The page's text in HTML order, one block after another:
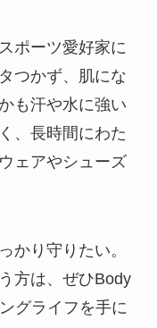
ポーツ愛好家に
つかず、肌にな
も汗や水に強い
、長時間にわた
ェアやシューズ
かり守りたい。
方は、ぜひBody
グライフを手に